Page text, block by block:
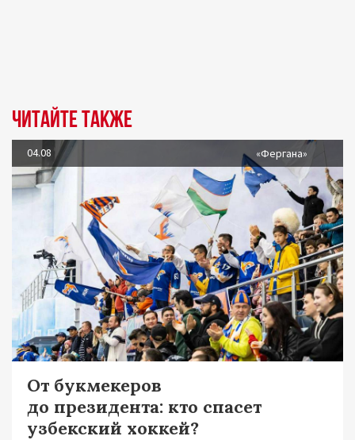
Читайте также
04.08 «Фергана»
От букмекеров
до президента: кто спасет
узбекский хоккей?